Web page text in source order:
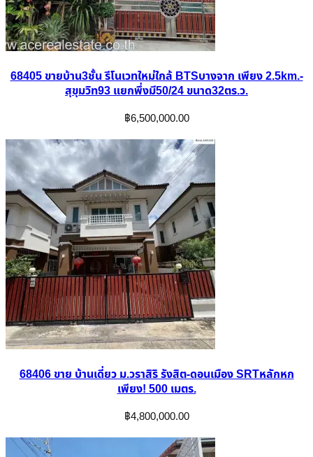
68405 ขายบ้าน3ชั้น รีโนเวทใหม่ใกล้ BTSบางจาก เพียง 2.5km.-
สุขุมวิท93 แยกพึ่งมี50/24 ขนาด32ตร.ว.
฿6,500,000.00
68406 ขาย บ้านเดี่ยว ม.วราสิริ รังสิต-ดอนเมือง SRTหลักหก
เพียง! 500 เมตร.
฿4,800,000.00